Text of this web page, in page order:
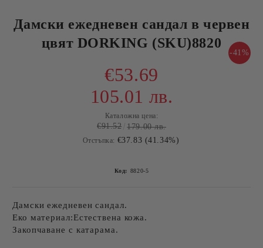
Дамски ежедневен сандал в червен
цвят DORKING (SKU)8820
-41%
€53.69
105.01 лв.
Каталожна цена:
€91.52 179.00 лв.
Отстъпка: €37.83 (41.34%)
Код: 8820-5
Дамски ежедневен сандал.
Еко материал:Естествена кожа.
Закопчаване с катарама.